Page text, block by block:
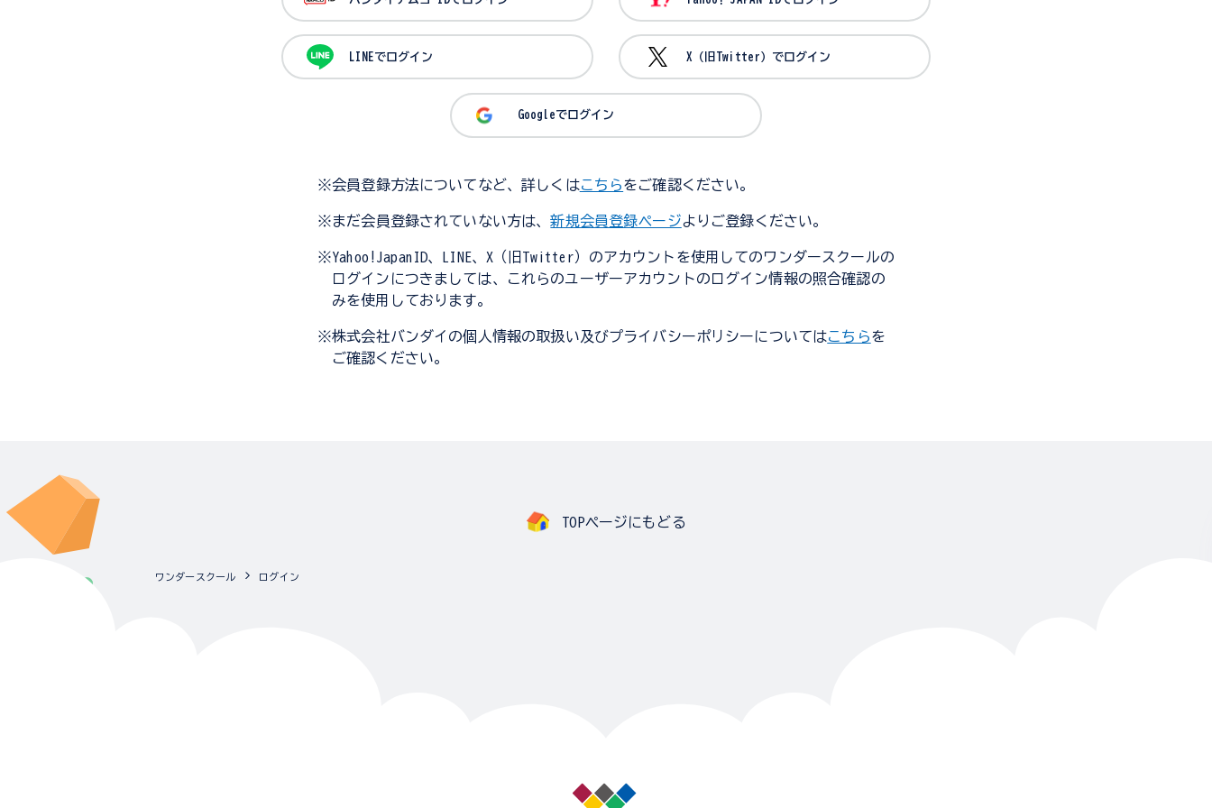
LINEでログイン X（旧Twitter）でログイン
Googleでログイン
※会員登録方法についてなど、詳しくはこちらをご確認ください。
※まだ会員登録されていない方は、新規会員登録ページよりご登録ください。
※Yahoo!JapanID、LINE、X（旧Twitter）のアカウントを使用してのワンダースクールの
ログインにつきましては、これらのユーザーアカウントのログイン情報の照合確認の
みを使用しております。
※株式会社バンダイの個人情報の取扱い及びプライバシーポリシーについてはこちらを
ご確認ください。
TOPページにもどる
ワンダースクール ログイン